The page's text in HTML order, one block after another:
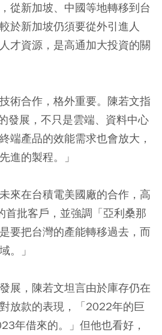
從新加坡、中國等地轉移到台
於新加坡仍須要從外引進人
才資源，是高通加大投資的關
術合作，格外重要。陳若文指
發展，不只是雲端、資料中心
端產品的效能需求也會放大，
進的製程。」
來在台積電美國廠的合作，高
首批客戶，並強調「亞利桑那
要把台灣的產能轉移過去，而
。」
展，陳若文坦言由於庫存仍在
放款的表現，「2022年的巨
年借來的。」但他也看好，